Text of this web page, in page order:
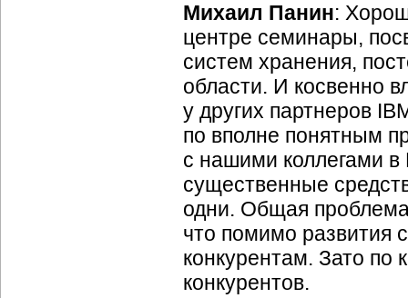
Михаил Панин:
центре семинары,
систем хранения,
области. И косвенно
у других партнеров
по вполне понятным
с нашими коллегами
существенные
одни. Общая
что помимо развития
конкурентам. Зато
конкурентов.